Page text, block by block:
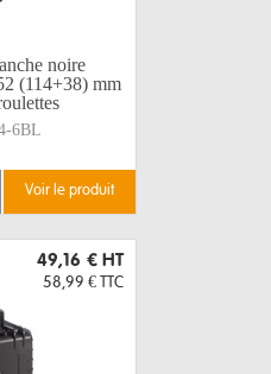
noire
(114+38) mm
6BL
voir le produit
49,16 € HT
58,99 € TTC